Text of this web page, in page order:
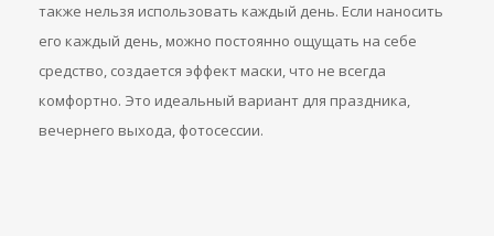
также нельзя использовать каждый день. Если наносить
его каждый день, можно постоянно ощущать на себе
средство, создается эффект маски, что не всегда
комфортно. Это идеальный вариант для праздника,
вечернего выхода, фотосессии.